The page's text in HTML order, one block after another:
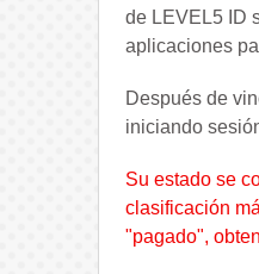
de LEVEL5 ID
aplicaciones
Después de
iniciando
Su estado se
clasificación
"pagado",